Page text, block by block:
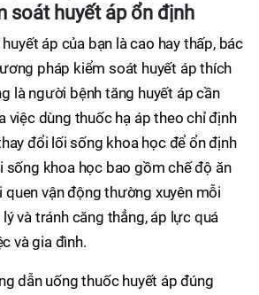
soát huyết áp ổn định
áp của bạn là cao hay thấp, bác
pháp kiểm soát huyết áp thích
là người bệnh tăng huyết áp cần
việc dùng thuốc hạ áp theo chỉ định
đổi lối sống khoa học để ổn định
sống khoa học bao gồm chế độ ăn
quen vận động thường xuyên mỗi
và tránh căng thẳng, áp lực quá
và gia đình.
dẫn uống thuốc huyết áp đúng